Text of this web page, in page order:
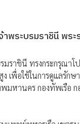
พระบรมราชินี พร
ราชินี ทรงกระกรุณา
เพื่อใช้ในการดูแลรั
มหานคร กองทัพเรือ